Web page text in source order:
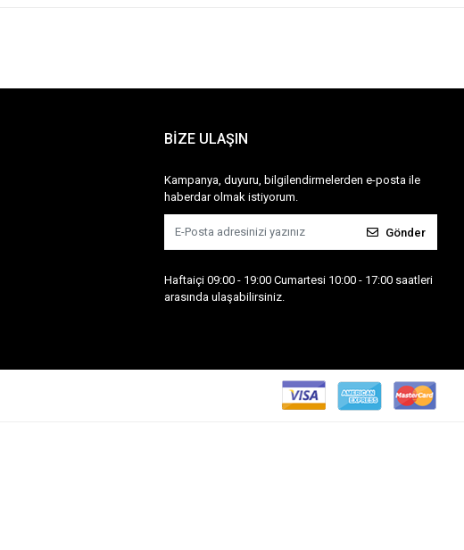
BİZE ULAŞIN
Kampanya, duyuru, bilgilendirmelerden e-posta ile
haberdar olmak istiyorum.
Gönder
Haftaiçi 09:00 - 19:00 Cumartesi 10:00 - 17:00 saatleri
arasında ulaşabilirsiniz.